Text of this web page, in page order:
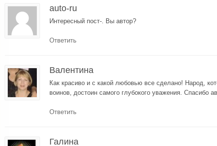
auto-ru
Интересный пост-. Вы автор?
Ответить
Валентина
Как красиво и с какой любовью все сделано! Народ,
воинов, достоин самого глубокого уважения. Спасибо
Ответить
Галина